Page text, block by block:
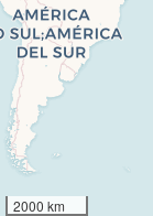
2000 km